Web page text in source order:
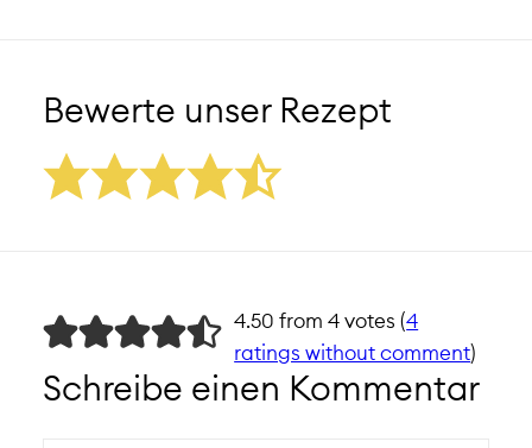
Bewerte unser Rezept
4.50 from 4 votes (4
ratings without comment)
Schreibe einen Kommentar